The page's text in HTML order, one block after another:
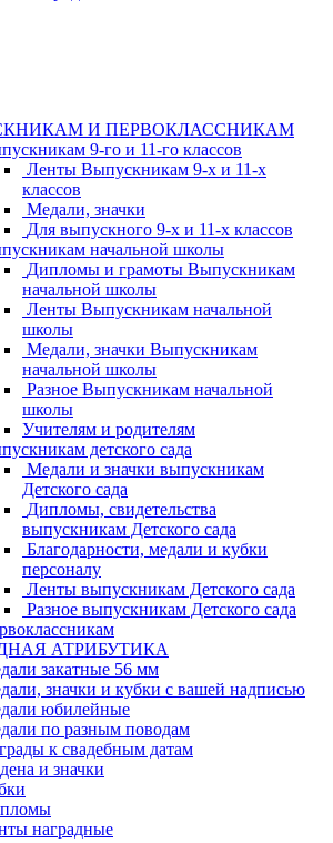
И ПЕРВОКЛАССНИКАМ
9-го и 11-го классов
Ленты Выпускникам 9-х и 11-х
классов
Медали, значки
Для выпускного 9-х и 11-х классов
начальной школы
Дипломы и грамоты Выпускникам
начальной школы
Ленты Выпускникам начальной
школы
Медали, значки Выпускникам
начальной школы
Разное Выпускникам начальной
школы
Учителям и родителям
детского сада
Медали и значки выпускникам
Детского сада
Дипломы, свидетельства
выпускникам Детского сада
Благодарности, медали и кубки
персоналу
Ленты выпускникам Детского сада
Разное выпускникам Детского сада
АТРИБУТИКА
закатные 56 мм
значки и кубки с вашей надписью
юбилейные
по разным поводам
к свадебным датам
и значки
наградные